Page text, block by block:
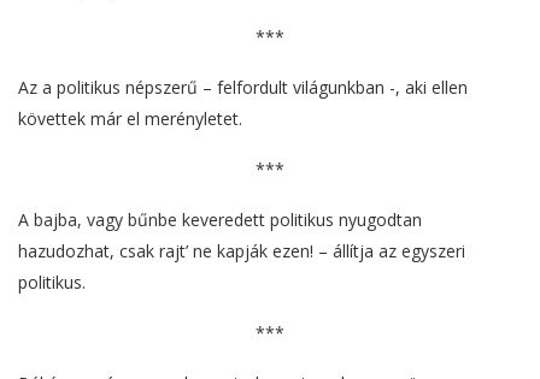
***
Az a politikus népszerű – felfordult világunkban -, aki ellen
követtek már el merényletet.
***
A bajba, vagy bűnbe keveredett politikus nyugodtan
hazudozhat, csak rajt’ ne kapják ezen! – állítja az egyszeri
politikus.
***